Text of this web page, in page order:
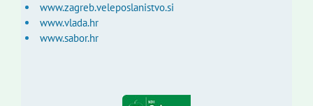
www.zagreb.veleposlanistvo.si
www.vlada.hr
www.sabor.hr